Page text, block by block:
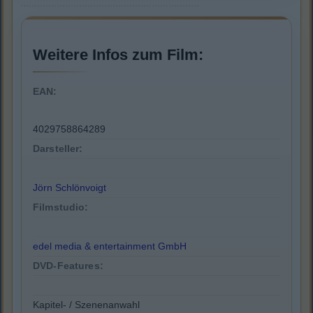
Weitere Infos zum Film:
EAN:
4029758864289
Darsteller:
Jörn Schlönvoigt
Filmstudio:
edel media & entertainment GmbH
DVD-Features:
Kapitel- / Szenenanwahl